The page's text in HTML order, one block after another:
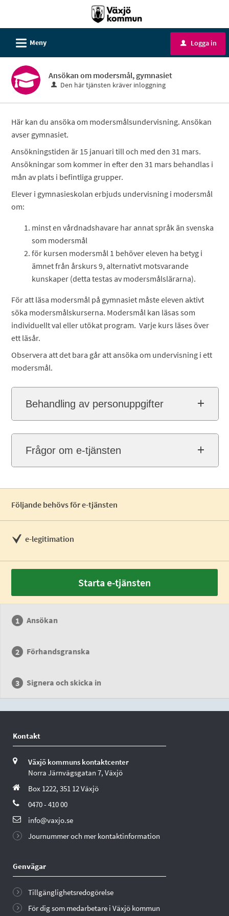
tjänster
Växjö
kommun
L Meny u Logga in
Ansökan om modersmål, gymnasiet
Den här tjänsten kräver inloggning
Här kan du ansöka om modersmålsundervisning. Ansökan
avser gymnasiet.
Ansökningstiden är 15 januari till och med den 31 mars.
Ansökningar som kommer in efter den 31 mars behandlas i
mån av plats i befintliga grupper.
Elever i gymnasieskolan erbjuds undervisning i modersmål
om:
minst en vårdnadshavare har annat språk än svenska
som modersmål
för kursen modersmål 1 behöver eleven ha betyg i
ämnet från årskurs 9, alternativt motsvarande
kunskaper (detta testas av modersmålslärarna).
För att läsa modersmål på gymnasiet måste eleven aktivt
söka modersmålskurserna. Modersmål kan läsas som
individuellt val eller utökat program. Varje kurs läses över
ett läsår.
Observera att det bara går att ansöka om undervisning i ett
modersmål.
Behandling av personuppgifter
Frågor om e-tjänsten
Följande behövs för e-tjänsten
e-legitimation
Starta e-tjänsten
Ansökan
Förhandsgranska
Signera och skicka in
Kontakt
Växjö kommuns kontaktcenter
Norra Järnvägsgatan 7, Växjö
Box 1222, 351 12 Växjö
0470 - 410 00
info@vaxjo.se
Journummer och mer kontaktinformation
Genvägar
Tillgänglighetsredogörelse
För dig som medarbetare i Växjö kommun